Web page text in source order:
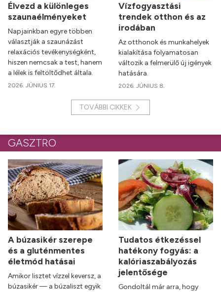
Élvezd a különleges
szaunaélményeket
Napjainkban egyre többen
választják a szaunázást
relaxációs tevékenységként,
hiszen nemcsak a test, hanem
a lélek is feltöltődhet általa.
2026. JÚNIUS 17.
Vízfogyasztási
trendek otthon és az
irodában
Az otthonok és munkahelyek
kialakítása folyamatosan
változik a felmerülő új igények
hatására.
2026. JÚNIUS 8.
TOVÁBBI CIKKEK
GASZTRO
A búzasikér szerepe
és a gluténmentes
életmód hatásai
Amikor lisztet vízzel keversz, a
búzasikér — a búzaliszt egyik
Tudatos étkezéssel
hatékony fogyás: a
kalóriaszabályozás
jelentősége
Gondoltál már arra, hogy